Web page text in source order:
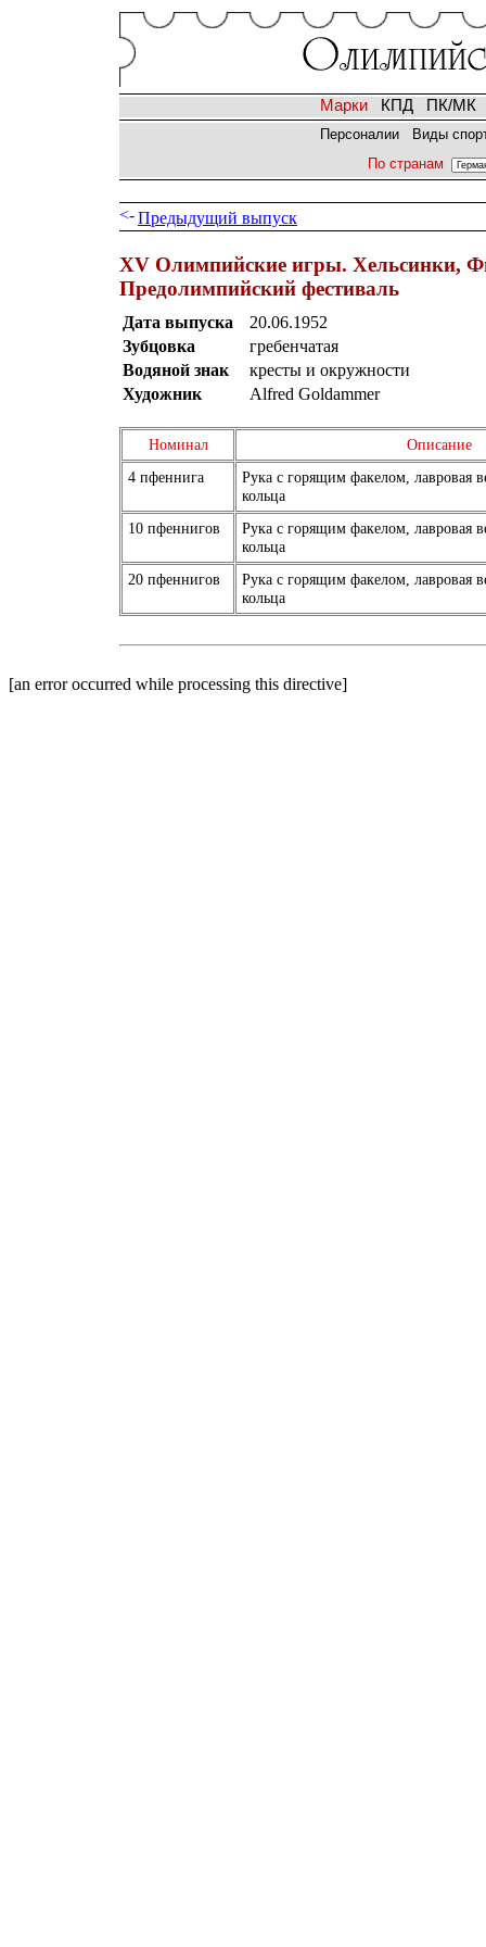
Марки КПД ПК/МК
Персоналии
Виды
По странам
Предыдущий выпуск
XV Олимпийские игры. Хельсинки,
Предолимпийский фестиваль
Дата выпуска
20.06.1952
Зубцовка
гребенчатая
Водяной знак
кресты и окружности
Художник
Alfred Goldammer
Номинал
Описание
4 пфеннига
Рука с горящим факелом, лавровая
кольца
10 пфеннигов
Рука с горящим факелом, лавровая
кольца
20 пфеннигов
Рука с горящим факелом, лавровая
кольца
[an error occurred while processing this directive]